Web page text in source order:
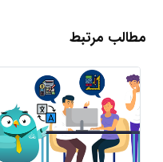
مطالب مرتبط